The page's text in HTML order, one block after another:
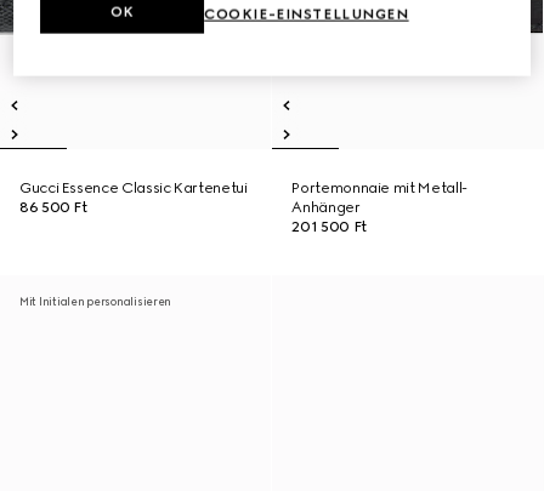
Gucci Essence Classic Kartenetui
86 500 Ft
Portemonnaie mit Metall-
Anhänger
201 500 Ft
Mit Initialen personalisieren
COOKIE-EINSTELLUNGEN
OK